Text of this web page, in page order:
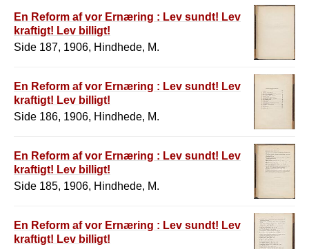
En Reform af vor Ernæring : Lev sundt! Lev
kraftigt! Lev billigt!
Side 187, 1906, Hindhede, M.
En Reform af vor Ernæring : Lev sundt! Lev
kraftigt! Lev billigt!
Side 186, 1906, Hindhede, M.
En Reform af vor Ernæring : Lev sundt! Lev
kraftigt! Lev billigt!
Side 185, 1906, Hindhede, M.
En Reform af vor Ernæring : Lev sundt! Lev
kraftigt! Lev billigt!